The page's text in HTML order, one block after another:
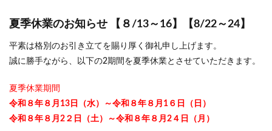
夏季休業のお知らせ 【８/13～16】【8/22～24】
平素は格別のお引き立てを賜り厚く御礼申し上げます。
誠に勝手ながら、以下の2期間を夏季休業とさせていただきます。
夏季休業期間
令和８年８月13日（水）～令和８年８月1６日（日）
令和８年８月2２日（土）～令和８年８月2４日（月）